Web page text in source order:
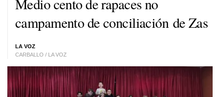
campamento de conciliación de Zas
LA VOZ
CARBALLO / LA VOZ